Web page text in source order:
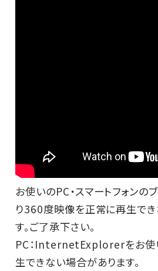
お使いのPC・スマートフォンの
り360度映像を正常に再生で
す。ご了承下さい。
PC：InternetExplorerをお使
生できない場合があります。